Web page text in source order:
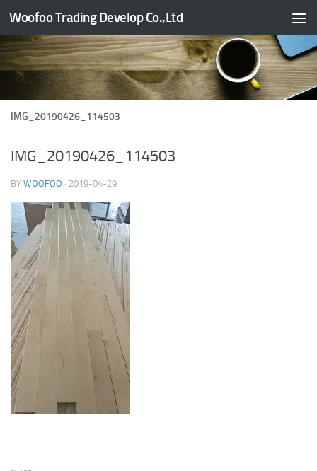
Skip to content
Woofoo Trading Develop Co.,Ltd
IMG_20190426_114503
IMG_20190426_114503
BY WOOFOO · 2019-04-29